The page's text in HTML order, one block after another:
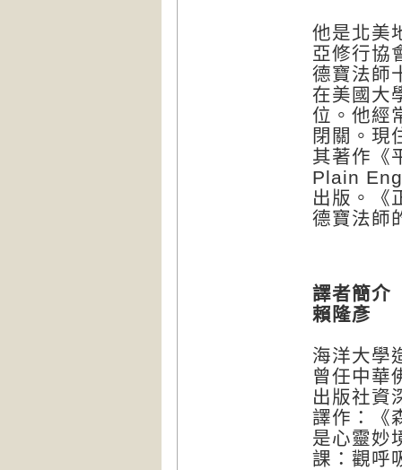
他是北美
亞修行協
德寶法師
在美國大
位。他經
閉關。現
其著作《
Plain
出版。《
德寶法師
譯者簡介
賴隆彥
海洋大學
曾任中華
出版社資
譯作：《
是心靈妙
課：觀呼